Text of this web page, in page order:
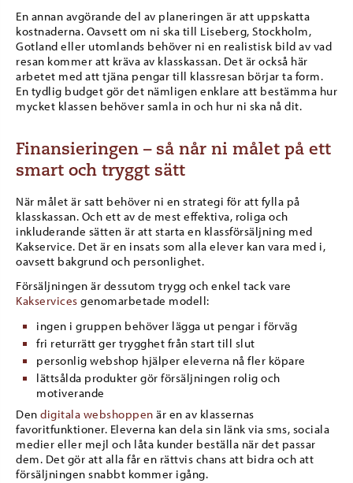
En annan avgörande del av planeringen är att uppskatta
kostnaderna. Oavsett om ni ska till Liseberg, Stockholm,
Gotland eller utomlands behöver ni en realistisk bild av vad
resan kommer att kräva av klasskassan. Det är också här
arbetet med att tjäna pengar till klassresan börjar ta form.
En tydlig budget gör det nämligen enklare att bestämma hur
mycket klassen behöver samla in och hur ni ska nå dit.
Finansieringen – så når ni målet på ett
smart och tryggt sätt
När målet är satt behöver ni en strategi för att fylla på
klasskassan. Och ett av de mest effektiva, roliga och
inkluderande sätten är att starta en klassförsäljning med
Kakservice. Det är en insats som alla elever kan vara med i,
oavsett bakgrund och personlighet.
Försäljningen är dessutom trygg och enkel tack vare
Kakservices genomarbetade modell:
ingen i gruppen behöver lägga ut pengar i förväg
fri returrätt ger trygghet från start till slut
personlig webshop hjälper eleverna nå fler köpare
lättsålda produkter gör försäljningen rolig och
motiverande
Den digitala webshoppen är en av klassernas
favoritfunktioner. Eleverna kan dela sin länk via sms, sociala
medier eller mejl och låta kunder beställa när det passar
dem. Det gör att alla får en rättvis chans att bidra och att
försäljningen snabbt kommer igång.